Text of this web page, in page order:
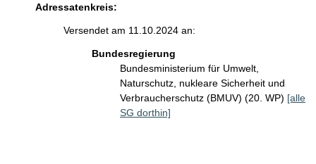
Adressatenkreis:
Versendet am 11.10.2024 an:
Bundesregierung
Bundesministerium für Umwelt,
Naturschutz, nukleare Sicherheit und
Verbraucherschutz (BMUV) (20. WP) [alle
SG dorthin]